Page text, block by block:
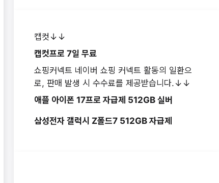
캡컷↓↓
캡컷프로 7일 무료
쇼핑커넥트 네이버 쇼핑 커넥트 활동의 일환으
로, 판매 발생 시 수수료를 제공받습니다.↓↓
애플 아이폰 17프로 자급제 512GB 실버
삼성전자 갤럭시 Z폴드7 512GB 자급제